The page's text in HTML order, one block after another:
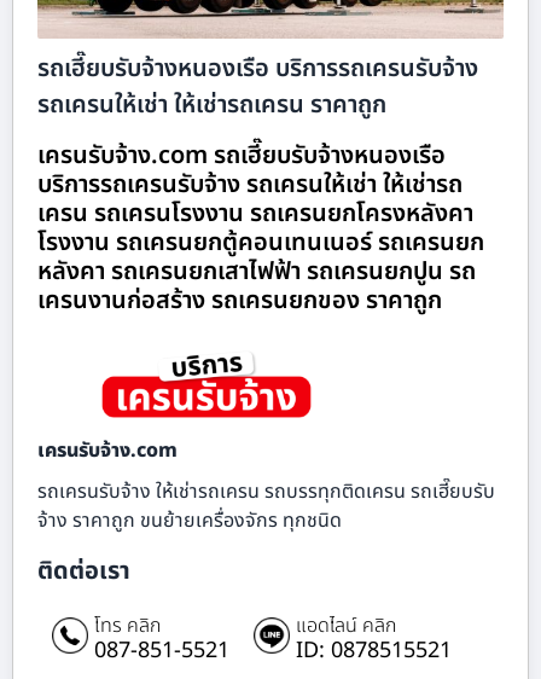
รถเฮี๊ยบรับจ้างหนองเรือ บริการรถเครนรับจ้าง
รถเครนให้เช่า ให้เช่ารถเครน ราคาถูก
เครนรับจ้าง.com รถเฮี๊ยบรับจ้างหนองเรือ
บริการรถเครนรับจ้าง รถเครนให้เช่า ให้เช่ารถ
เครน รถเครนโรงงาน รถเครนยกโครงหลังคา
โรงงาน รถเครนยกตู้คอนเทนเนอร์ รถเครนยก
หลังคา รถเครนยกเสาไฟฟ้า รถเครนยกปูน รถ
เครนงานก่อสร้าง รถเครนยกของ ราคาถูก
เครนรับจ้าง.com
รถเครนรับจ้าง ให้เช่ารถเครน รถบรรทุกติดเครน รถเฮี๊ยบรับ
จ้าง ราคาถูก ขนย้ายเครื่องจักร ทุกชนิด
ติดต่อเรา
โทร คลิก
087-851-5521
แอดไลน์ คลิก
ID: 0878515521